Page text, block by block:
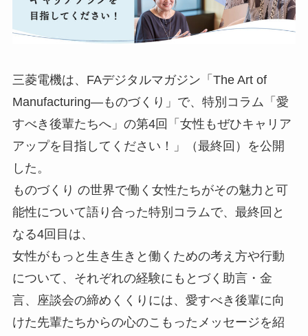
三菱電機は、FAデジタルマガジン「The Art of
Manufacturing―ものづくり」で、特別コラム「愛
すべき後輩たちへ」の第4回「女性もぜひキャリア
アップを目指してください！」（最終回）を公開
した。
ものづくり の世界で働く女性たちがその魅力と可
能性について語り合った特別コラムで、最終回と
なる4回目は、
女性がもっと生き生きと働くための考え方や行動
について、それぞれの経験にもとづく助言・金
言、座談会の締めくくりには、愛すべき後輩に向
けた先輩たちからの心のこもったメッセージを紹